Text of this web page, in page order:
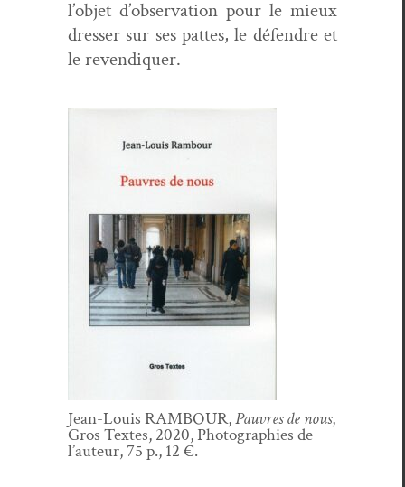
l’objet d’observation pour le mieux
dress­er sur ses pattes, le défendre et
le revendiquer.
Jean-Louis RAMBOUR,Pau­vres de nous,
Gros Textes, 2020, Pho­togra­phies de
l’auteur, 75 p., 12 €.